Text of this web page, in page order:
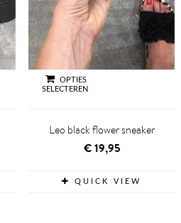
OPTIES
SELECTEREN
Leo black flower sneaker
€19,95
QUICK VIEW